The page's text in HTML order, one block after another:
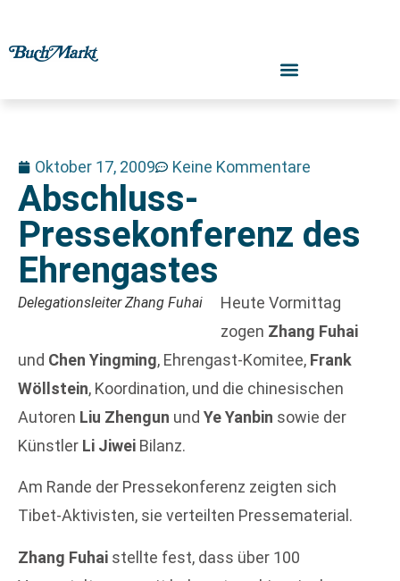
Oktober 17, 2009 Keine Kommentare
Abschluss-
Pressekonferenz des
Ehrengastes
Delegationsleiter Zhang Fuhai
Heute Vormittag
zogen Zhang Fuhai
und Chen Yingming, Ehrengast-Komitee, Frank
Wöllstein, Koordination, und die chinesischen
Autoren Liu Zhengun und Ye Yanbin sowie der
Künstler Li Jiwei Bilanz.
Am Rande der Pressekonferenz zeigten sich
Tibet-Aktivisten, sie verteilten Pressematerial.
Zhang Fuhai stellte fest, dass über 100